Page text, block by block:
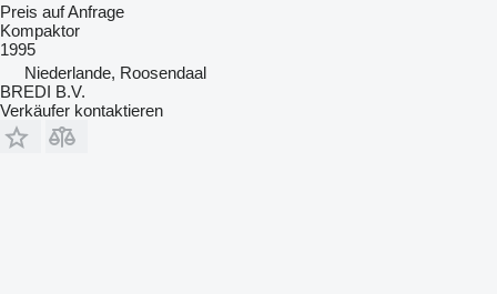
Preis auf Anfrage
Kompaktor
1995
Niederlande, Roosendaal
BREDI B.V.
Verkäufer kontaktieren